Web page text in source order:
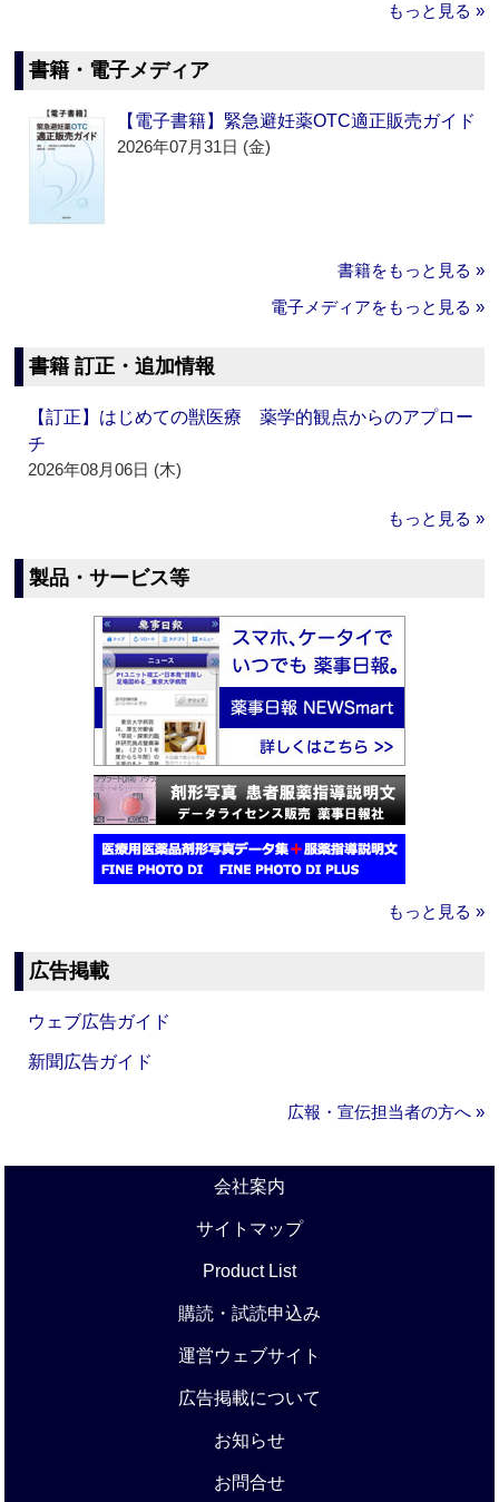
もっと見る »
書籍・電子メディア
【電子書籍】緊急避妊薬OTC適正販売ガイド
2026年07月31日 (金)
書籍をもっと見る »
電子メディアをもっと見る »
書籍 訂正・追加情報
【訂正】はじめての獣医療 薬学的観点からのアプロー
チ
2026年08月06日 (木)
もっと見る »
製品・サービス等
もっと見る »
広告掲載
ウェブ広告ガイド
新聞広告ガイド
広報・宣伝担当者の方へ »
会社案内
サイトマップ
Product List
購読・試読申込み
運営ウェブサイト
広告掲載について
お知らせ
お問合せ